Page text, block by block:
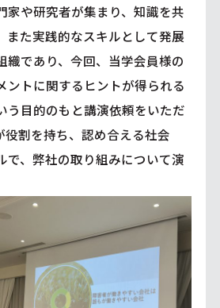
家や研究者が集まり、知識を共
また実践的なスキルとして発展
織であり、今回、当学会員様の
ントに関するヒントが得られる
う目的のもと講演依頼をいただ
役割を持ち、認め合える社会
で、弊社の取り組みについて演